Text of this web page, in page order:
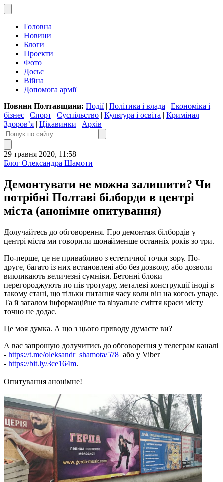
Головна
Новини
Блоги
Проекти
Фото
Досьє
Війна
Допомога армії
Новини Полтавщини: Події| Політика і влада | Економіка і
бізнес | Спорт | Суспільство | Культура і освіта | Кримінал |
Здоров’я | Цікавинки | Архів
29 травня 2020, 11:58
Блог Олександра Шамоти
Демонтувати не можна залишити? Чи
потрібні Полтаві білборди в центрі
міста (анонімне опитування)
Долучайтесь до обговорення. Про демонтаж білбордів у
центрі міста ми говорили щонайменше останніх років зо три.
По-перше, це не привабливо з естетичної точки зору. По-
друге, багато із них встановлені або без дозволу, або дозволи
викликають величезні сумніви. Бетонні блоки
перегороджують по пів тротуару, металеві конструкції іноді в
такому стані, що тільки питання часу коли він на когось упаде.
Та й загалом інформаційне та візуальне сміття краси місту
точно не додає.
Це моя думка. А що з цього приводу думаєте ви?
А вас запрошую долучитись до обговорення у телеграм каналі
- https://t.me/oleksandr_shamota/578 або у Viber
- https://bit.ly/3ce164m.
Опитування анонімне!